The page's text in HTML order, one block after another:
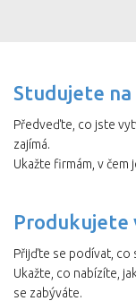
Studujete na
Předveďte, co jste
zajímá.
Ukažte firmám, v čem
Produkujete
Přijďte se podívat, co
Ukažte, co nabízíte,
se zabýváte.